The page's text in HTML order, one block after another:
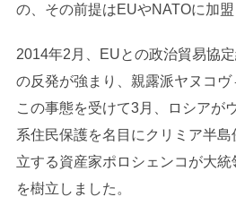
の、その前提はEUやNATOに加盟
2014年2月、EUとの政治貿易協
の反発が強まり、親露派ヤヌコヴ
この事態を受けて3月、ロシアが
系住民保護を名目にクリミア半
立する資産家ポロシェンコが大
を樹立しました。